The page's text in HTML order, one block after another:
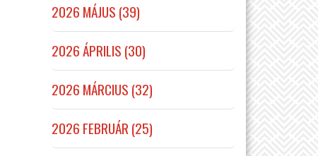
2026 MÁJUS (39)
2026 ÁPRILIS (30)
2026 MÁRCIUS (32)
2026 FEBRUÁR (25)